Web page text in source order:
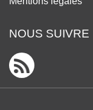
NOUS SUIVRE